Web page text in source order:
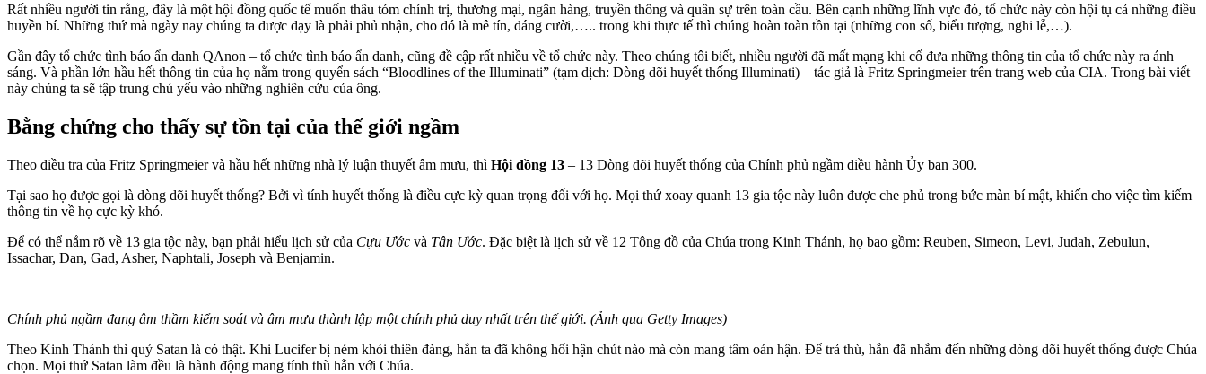
Rất nhiều người tin rằng, đây là một hội đồng quốc tế muốn thâu tóm chính trị, thương mại, ngân hàng, truyền thông và quân sự trên toàn cầu. Bên cạnh những lĩnh vực đó, tổ chức này còn hội tụ cả những điều
huyền bí. Những thứ mà ngày nay chúng ta được dạy là phải phủ nhận, cho đó là mê tín, đáng cười,….. trong khi thực tế thì chúng hoàn toàn tồn tại (những con số, biểu tượng, nghi lễ,…).
Gần đây tổ chức tình báo ẩn danh QAnon – tổ chức tình báo ẩn danh, cũng đề cập rất nhiều về tổ chức này. Theo chúng tôi biết, nhiều người đã mất mạng khi cố đưa những thông tin của tổ chức này ra ánh
sáng. Và phần lớn hầu hết thông tin của họ nằm trong quyển sách “Bloodlines of the Illuminati” (tạm dịch: Dòng dõi huyết thống Illuminati) – tác giả là Fritz Springmeier trên trang web của CIA. Trong bài viết
này chúng ta sẽ tập trung chủ yếu vào những nghiên cứu của ông.
Bằng chứng cho thấy sự tồn tại của thế giới ngầm
Theo điều tra của Fritz Springmeier và hầu hết những nhà lý luận thuyết âm mưu, thì Hội đồng 13 – 13 Dòng dõi huyết thống của Chính phủ ngầm điều hành Ủy ban 300.
Tại sao họ được gọi là dòng dõi huyết thống? Bởi vì tính huyết thống là điều cực kỳ quan trọng đối với họ. Mọi thứ xoay quanh 13 gia tộc này luôn được che phủ trong bức màn bí mật, khiến cho việc tìm kiếm
thông tin về họ cực kỳ khó.
Để có thể nắm rõ về 13 gia tộc này, bạn phải hiểu lịch sử của Cựu Ước và Tân Ước. Đặc biệt là lịch sử về 12 Tông đồ của Chúa trong Kinh Thánh, họ bao gồm: Reuben, Simeon, Levi, Judah, Zebulun,
Issachar, Dan, Gad, Asher, Naphtali, Joseph và Benjamin.
Chính phủ ngầm đang âm thầm kiểm soát và âm mưu thành lập một chính phủ duy nhất trên thế giới. (Ảnh qua Getty Images)
Theo Kinh Thánh thì quỷ Satan là có thật. Khi Lucifer bị ném khỏi thiên đàng, hắn ta đã không hối hận chút nào mà còn mang tâm oán hận. Để trả thù, hắn đã nhắm đến những dòng dõi huyết thống được Chúa
chọn. Mọi thứ Satan làm đều là hành động mang tính thù hằn với Chúa.